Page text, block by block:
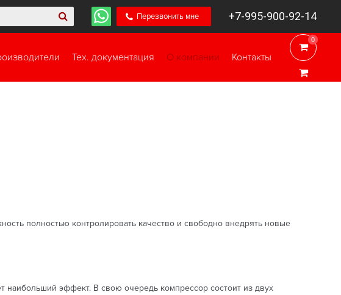
Перезвонить мне +7-995-900-92-14
0
0
Тех. документация О компании Контакты
полностью контролировать качество и свободно внедрять новые
наибольший эффект. В свою очередь компрессор состоит из двух